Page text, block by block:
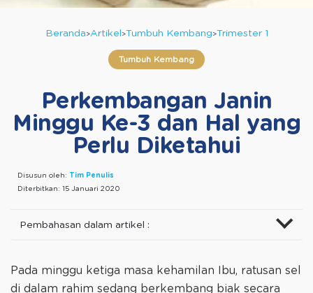
Beranda Artikel Tumbuh Kembang Trimester 1
Tumbuh Kembang
Perkembangan Janin
Minggu Ke-3 dan Hal yang
Perlu Diketahui
Disusun oleh: Tim Penulis
Diterbitkan: 15 Januari 2020
Pembahasan dalam artikel :
Pada minggu ketiga masa kehamilan Ibu, ratusan sel
di dalam rahim sedang berkembang biak secara